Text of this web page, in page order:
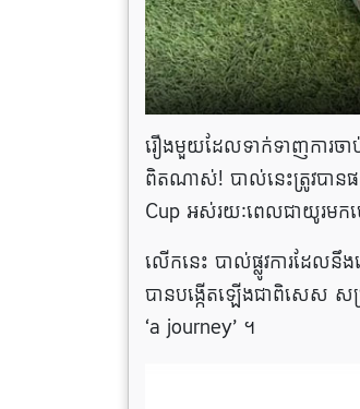
រឿងមួយដែលទាក់ទាញការចា
ពិតណាស់! បាល់នេះត្រូវបានផ
Cup អស់រយៈពេលជាយូរម
លើកនេះ បាល់ផ្លូវការដែលនឹ
បានបង្កើតឡើងជាពិសេស សម្
‘a journey’ ។